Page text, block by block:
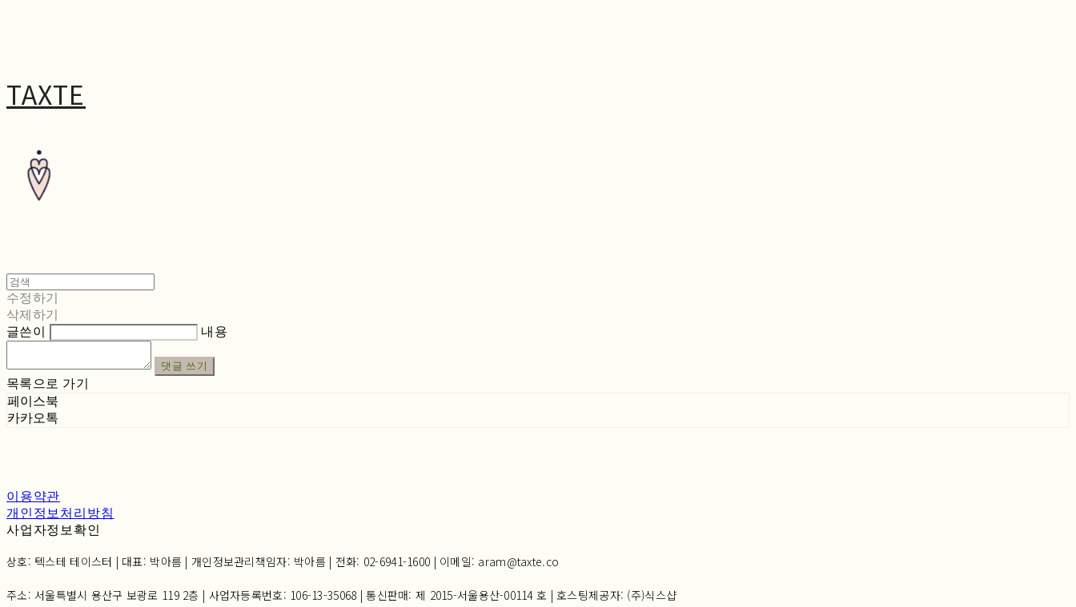
TAXTE
수정하기
삭제하기
글쓴이
내용
댓글 쓰기
목록으로 가기
페이스북
카카오톡
이용약관
개인정보처리방침
사업자정보확인
상호: 텍스테 테이스터 | 대표: 박아름 | 개인정보관리책임자: 박아름 | 전화: 02-6941-1600 | 이메일: aram@taxte.co
주소: 서울특별시 용산구 보광로 119 2층 | 사업자등록번호: 106-13-35068 | 통신판매: 제 2015-서울용산-00114 호 | 호스팅제공자: (주)식스샵